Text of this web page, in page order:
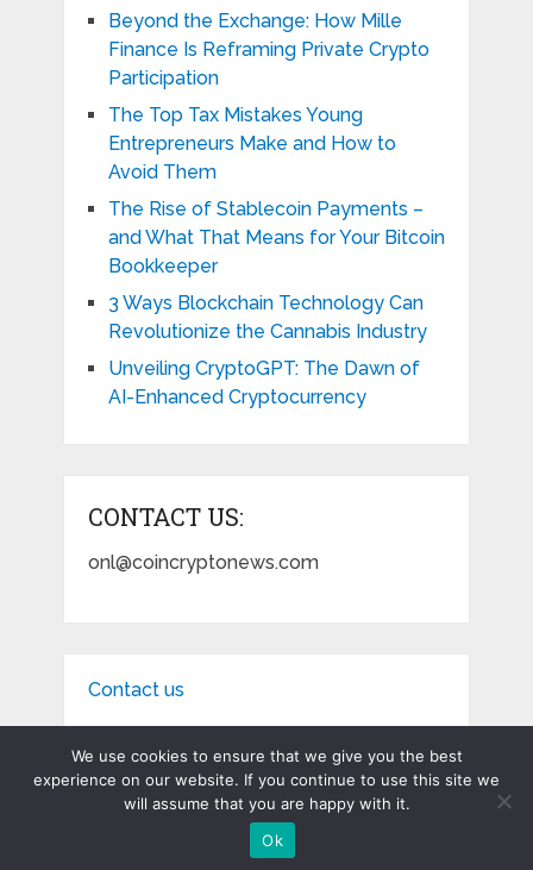
Beyond the Exchange: How Mille
Finance Is Reframing Private Crypto
Participation
The Top Tax Mistakes Young
Entrepreneurs Make and How to
Avoid Them
The Rise of Stablecoin Payments –
and What That Means for Your Bitcoin
Bookkeeper
3 Ways Blockchain Technology Can
Revolutionize the Cannabis Industry
Unveiling CryptoGPT: The Dawn of
AI-Enhanced Cryptocurrency
CONTACT US:
onl@coincryptonews.com
Contact us
Coin Crypto NewsCopyright © 2026.
We use cookies to ensure that we give you the best
experience on our website. If you continue to use this site we
will assume that you are happy with it.
Ok